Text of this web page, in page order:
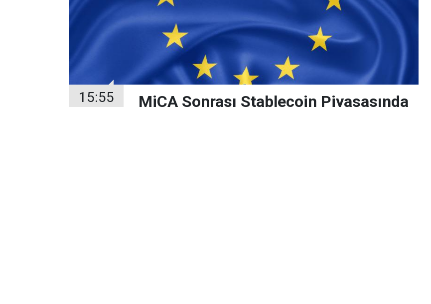
15:55
MiCA Sonrası Stablecoin Piyasasında